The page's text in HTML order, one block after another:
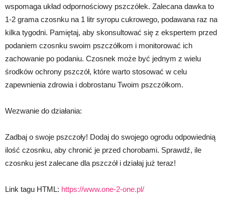
wspomaga układ odpornościowy pszczółek. Zalecana dawka to
1-2 grama czosnku na 1 litr syropu cukrowego, podawana raz na
kilka tygodni. Pamiętaj, aby skonsultować się z ekspertem przed
podaniem czosnku swoim pszczółkom i monitorować ich
zachowanie po podaniu. Czosnek może być jednym z wielu
środków ochrony pszczół, które warto stosować w celu
zapewnienia zdrowia i dobrostanu Twoim pszczółkom.
Wezwanie do działania:
Zadbaj o swoje pszczoły! Dodaj do swojego ogrodu odpowiednią
ilość czosnku, aby chronić je przed chorobami. Sprawdź, ile
czosnku jest zalecane dla pszczół i działaj już teraz!
Link tagu HTML: https://www.one-2-one.pl/